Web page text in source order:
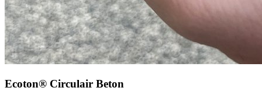
Ecoton® Circulair Beton